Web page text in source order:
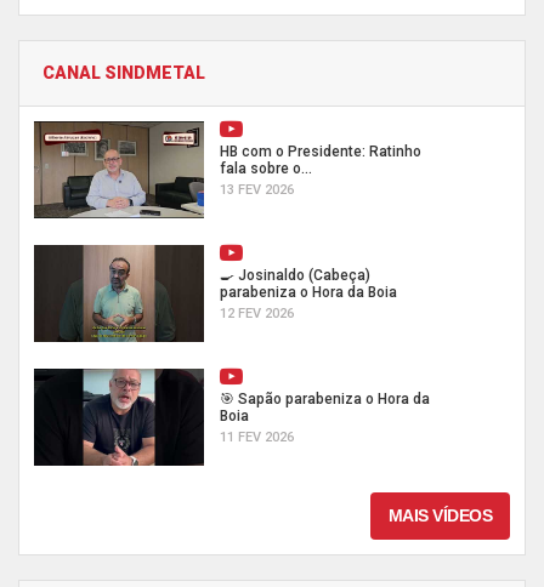
CANAL SINDMETAL
HB com o Presidente: Ratinho
fala sobre o...
13 FEV 2026
🍳 Josinaldo (Cabeça)
parabeniza o Hora da Boia
12 FEV 2026
🎯 Sapão parabeniza o Hora da
Boia
11 FEV 2026
MAIS VÍDEOS